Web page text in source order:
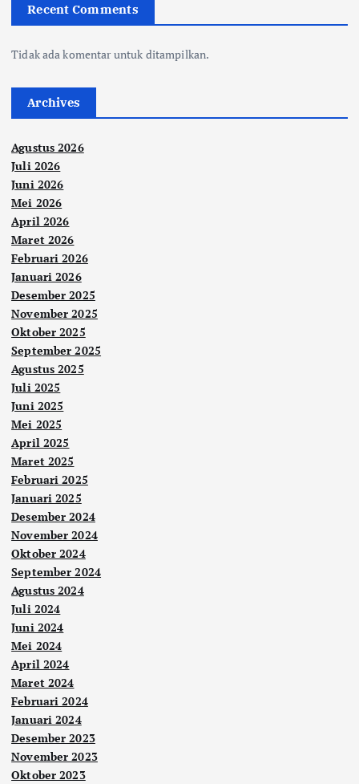
Recent Comments
Tidak ada komentar untuk ditampilkan.
Archives
Agustus 2026
Juli 2026
Juni 2026
Mei 2026
April 2026
Maret 2026
Februari 2026
Januari 2026
Desember 2025
November 2025
Oktober 2025
September 2025
Agustus 2025
Juli 2025
Juni 2025
Mei 2025
April 2025
Maret 2025
Februari 2025
Januari 2025
Desember 2024
November 2024
Oktober 2024
September 2024
Agustus 2024
Juli 2024
Juni 2024
Mei 2024
April 2024
Maret 2024
Februari 2024
Januari 2024
Desember 2023
November 2023
Oktober 2023